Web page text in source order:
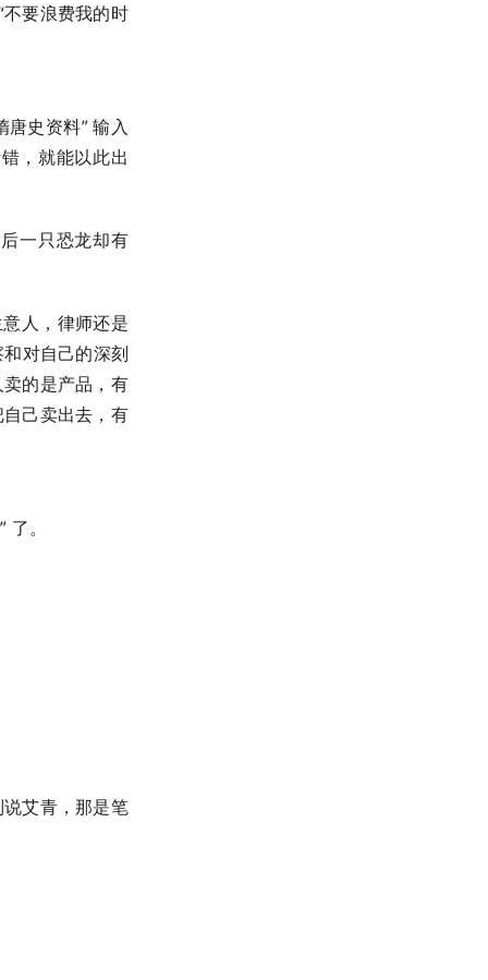
要浪费我的时
史资料” 输入
，就能以此出
一只恐龙却有
人，律师还是
对自己的深刻
的是产品，有
己卖出去，有
。
艾青，那是笔